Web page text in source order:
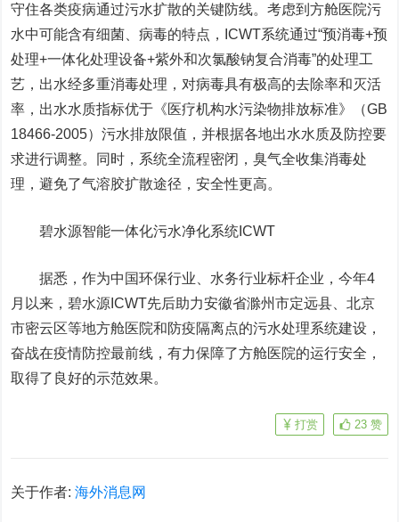
守住各类疫病通过污水扩散的关键防线。考虑到方舱医院污
水中可能含有细菌、病毒的特点，ICWT系统通过“预消毒+预
处理+一体化处理设备+紫外和次氯酸钠复合消毒”的处理工
艺，出水经多重消毒处理，对病毒具有极高的去除率和灭活
率，出水水质指标优于《医疗机构水污染物排放标准》（GB
18466-2005）污水排放限值，并根据各地出水水质及防控要
求进行调整。同时，系统全流程密闭，臭气全收集消毒处
理，避免了气溶胶扩散途径，安全性更高。
碧水源智能一体化污水净化系统ICWT
据悉，作为中国环保行业、水务行业标杆企业，今年4
月以来，碧水源ICWT先后助力安徽省滁州市定远县、北京
市密云区等地方舱医院和防疫隔离点的污水处理系统建设，
奋战在疫情防控最前线，有力保障了方舱医院的运行安全，
取得了良好的示范效果。
23 赞
打赏
关于作者:海外消息网